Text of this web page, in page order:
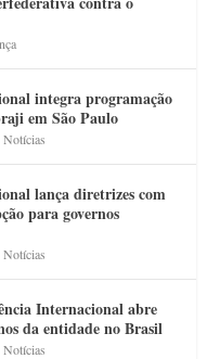
integra programação
em São Paulo
,Notícias
lança diretrizes com
para governos
,Notícias
Internacional abre
da entidade no Brasil
,Notícias